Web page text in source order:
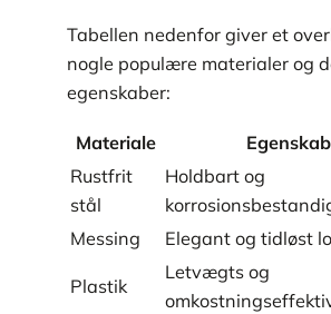
Tabellen nedenfor giver et
nogle populære materialer og
egenskaber:
Materiale
Rustfrit
stål
Holdbart og
Messing
Elegant og tidløst
Plastik
Letvægts og